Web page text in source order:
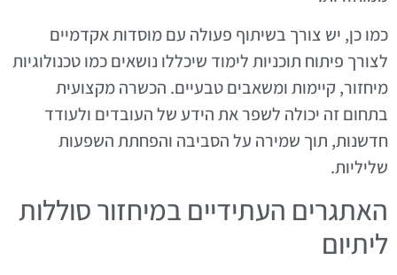
כמו כן, יש צורך בשיתוף פעולה עם מוסדות אקדמיים
לצורך פיתוח תוכניות לימוד שיכללו נושאים כמו טכנולוגיות
מיחזור, קיימות ומשאבים טבעיים. הכשרה מקצועית
בתחום זה יכולה לשפר את הידע של העובדים ולעודד
חדשנות, תוך שמירה על הסביבה והפחתת השפעות
שליליות.
האתגרים העתידיים במיחזור סוללות
ליתיום